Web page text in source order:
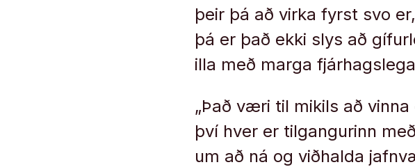
þeir þá að virka fyrst svo
þá er það ekki slys að
illa með marga
„Það væri til mikils að
því hver er tilgangurinn
um að ná og viðhalda